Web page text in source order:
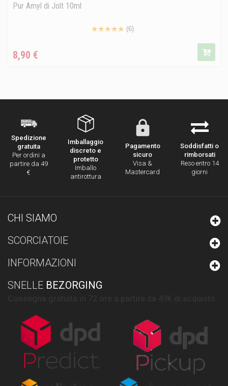
Pur Amyl di Jolt 10ml
(6)
8,90 €
Spedizione
gratuita
Per ordini a
partire da 49
€
Imballaggio
discreto e
protetto
Imballo
antirottura
Pagamento
sicuro
Visa &
Mastercard
Soddisfatti o
rimborsati
Reso entro 14
giorni
CHI SIAMO
SCORCIATOIE
INFORMAZIONI
SNELLE BEZORGING